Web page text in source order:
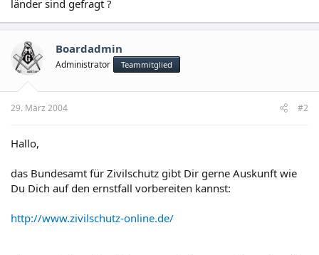
länder sind gefragt ?
Boardadmin
Administrator Teammitglied
29. März 2004 #2
Hallo,
das Bundesamt für Zivilschutz gibt Dir gerne Auskunft wie
Du Dich auf den ernstfall vorbereiten kannst:
http://www.zivilschutz-online.de/